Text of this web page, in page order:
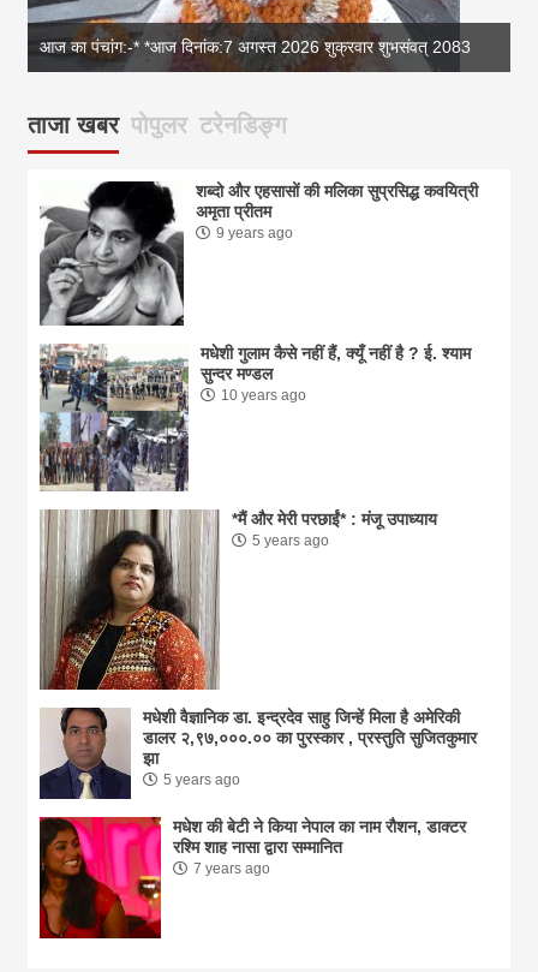
आज का पंचांग:-* *आज दिनांक:7 अगस्त 2026 शुक्रवार शुभसंवत् 2083
ताजा खबर पोपुलर टरेनडिङ्ग
शब्दो और एहसासों की मलिका सुप्रसिद्ध कवयित्री
अमृता प्रीतम
9 years ago
मधेशी गुलाम कैसे नहीं हैं, क्यूँ नहीं है ? ई. श्याम
सुन्दर मण्डल
10 years ago
*मैं और मेरी परछाईं* : मंजू उपाध्याय
5 years ago
मधेशी वैज्ञानिक डा. इन्द्रदेव साहु जिन्हें मिला है अमेरिकी
डालर २,९७,०००.०० का पुरस्कार , प्रस्तुति सुजितकुमार
झा
5 years ago
मधेश की बेटी ने किया नेपाल का नाम राैशन, डाक्टर
रश्मि शाह नासा द्वारा सम्मानित
7 years ago